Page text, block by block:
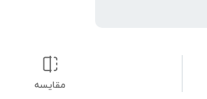
مقایسه